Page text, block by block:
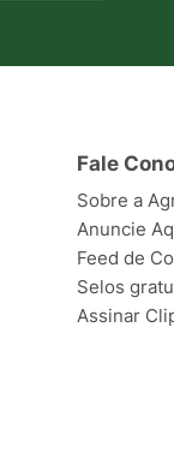
Fale
Sobre a
Anuncie
Feed de
Selos
Assinar